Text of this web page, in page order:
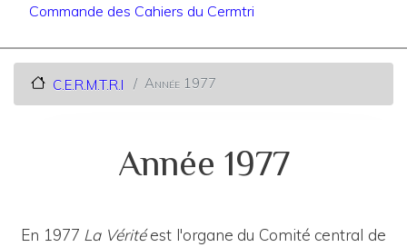
Commande des Cahiers du Cermtri
C.E.R.M.T.R.I Année 1977
Année 1977
En 1977 La Véritéest l'organe du Comité central de